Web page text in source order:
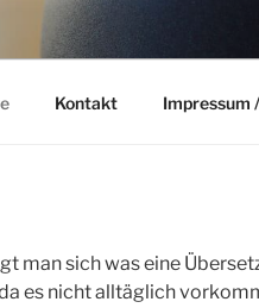
Kontakt Impressum
man sich was eine
es nicht alltäglich